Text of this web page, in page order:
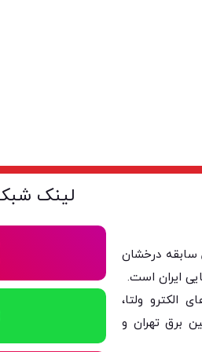
ولتا با بیش از ۴۰ سال سابقه درخشان
ایران است.
الکترو ولتا،
برق تهران و
لینک